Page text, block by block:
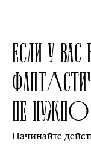
ЕСЛИ У
НЕ НУЖНО
Начинайте